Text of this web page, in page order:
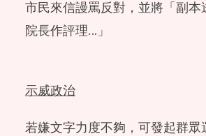
市民來信謾罵反對，並將「副本
院長作評理…」
示威政治
若嫌文字力度不夠，可發起群眾